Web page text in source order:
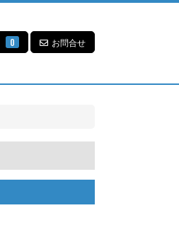
0 お問合せ